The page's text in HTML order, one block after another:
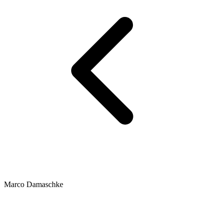
Marco Damaschke